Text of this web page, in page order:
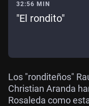
32:56 MIN
"El rondito"
Los "ronditeños"
Christian Aranda
Rosaleda como